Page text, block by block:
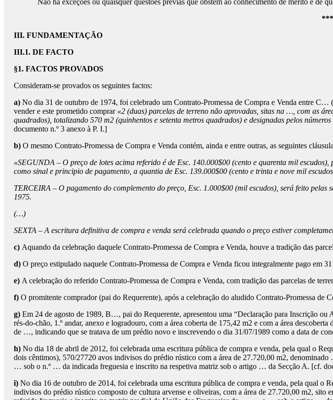
Não há exceções ou quaisquer questões prévias que obstem ao conhecimento de mérito e de
***
III. FUNDAMENTAÇÃO
III.1. DE FACTO
§1. FACTOS PROVADOS
Consideram-se provados os seguintes factos:
a) No dia 31 de outubro de 1974, foi celebrado um Contrato-Promessa de Compra e Venda entre
vender e este prometido comprar «2 (duas) parcelas de terreno não aprovadas, sitas na …, com as
quadrados), totalizando 570 m2 (quinhentos e setenta metros quadrados) e designadas pelos
documento n.º 3 anexo à P. I.]
b) O mesmo Contrato-Promessa de Compra e Venda contém, ainda e entre outras, as seguintes
«SEGUNDA – O preço de lotes acima referido é de Esc. 140.000$00 (cento e quarenta mil
como sinal e principio de pagamento, a quantia de Esc. 139.000$00 (cento e trinta e nove mil
TERCEIRA – O pagamento do complemento do preço, Esc. 1.000$00 (mil escudos), será feito
1975.
(…)
SEXTA – A escritura definitiva de compra e venda será celebrada quando o preço estiver
c) Aquando da celebração daquele Contrato-Promessa de Compra e Venda, houve a tradição das
d) O preço estipulado naquele Contrato-Promessa de Compra e Venda ficou integralmente pago em
e) A celebração do referido Contrato-Promessa de Compra e Venda, com tradição das parcelas de
f) O promitente comprador (pai do Requerente), após a celebração do aludido Contrato-Promessa de
g) Em 24 de agosto de 1989, B…, pai do Requerente, apresentou uma “Declaração para Inscrição
rés-do-chão, 1.º andar, anexo e logradouro, com a área coberta de 175,42 m2 e com a área
de …, indicando que se tratava de um prédio novo e inscrevendo o dia 31/07/1989 como a data de
h) No dia 18 de abril de 2012, foi celebrada uma escritura pública de compra e venda, pela qual o
dois cêntimos), 570/27720 avos indivisos do prédio rústico com a área de 27.720,00 m2,
… sob o n.º … da indicada freguesia e inscrito na respetiva matriz sob o artigo … da Secção A. [cf.
i) No dia 16 de outubro de 2014, foi celebrada uma escritura pública de compra e venda, pela qual o
indivisos do prédio rústico composto de cultura arvense e oliveiras, com a área de 27.720,00